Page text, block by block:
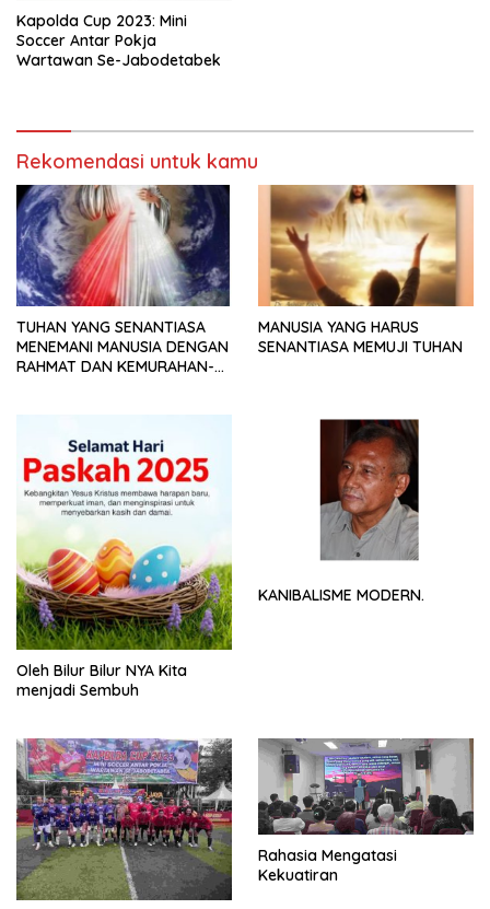
Kapolda Cup 2023: Mini
Soccer Antar Pokja
Wartawan Se-Jabodetabek
Rekomendasi untuk kamu
TUHAN YANG SENANTIASA
MENEMANI MANUSIA DENGAN
RAHMAT DAN KEMURAHAN-
MANUSIA YANG HARUS
SENANTIASA MEMUJI TUHAN
Oleh Bilur Bilur NYA Kita
menjadi Sembuh
KANIBALISME MODERN.
Rahasia Mengatasi
Kekuatiran